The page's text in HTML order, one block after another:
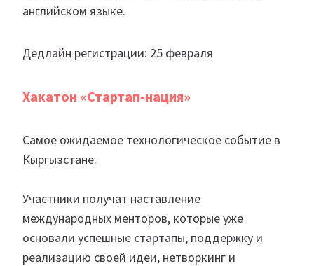
английском языке.
Дедлайн регистрации: 25 февраля
Хакатон «Стартап-нация»
Самое ожидаемое технологическое событие в
Кыргызстане.
Участники получат наставление
международных менторов, которые уже
основали успешные стартапы, поддержку и
реализацию своей идеи, нетворкинг и